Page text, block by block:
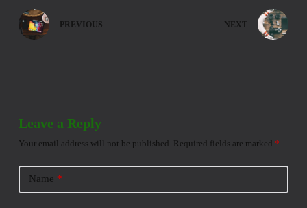
PREVIOUS NEXT
Leave a Reply
Your email address will not be published. Required fields are marked *
Name *